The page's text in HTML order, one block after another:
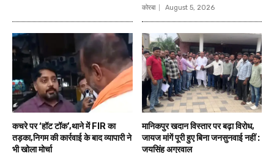
कोरबा August 5, 2026
कचरे पर ‘हॉट टॉक’,थाने में FIR का
तड़का,निगम की कार्रवाई के बाद व्यापारी ने
भी खोला मोर्चा
मानिकपुर खदान विस्तार पर बढ़ा विरोध,
जायज मांगें पूरी हुए बिना जनसुनवाई नहीं :
जयसिंह अग्रवाल